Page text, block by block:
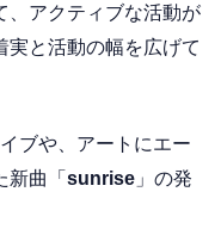
、アクティブな活動が
実と活動の幅を広げて
ブや、アートにエー
曲「 sunrise 」の発